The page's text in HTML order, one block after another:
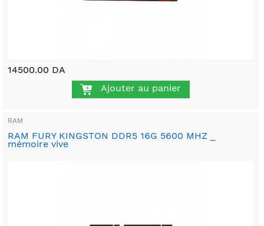
14500.00 DA
Ajouter au panier
RAM
RAM FURY KINGSTON DDR5 16G 5600 MHZ _
mémoire vive